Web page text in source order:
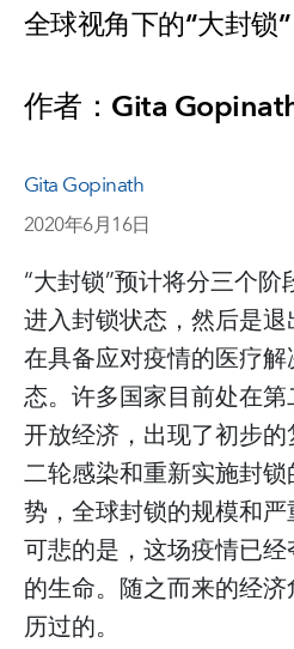
全球视角下的“大封锁”
作者：Gita
Gita Gopinath
2020年6月16日
“大封锁”预计将分三个
进入封锁状态，然后是
在具备应对疫情的医疗
态。许多国家目前处在
开放经济，出现了初步
二轮感染和重新实施封
势，全球封锁的规模和
可悲的是，这场疫情已
的生命。随之而来的经
历过的。